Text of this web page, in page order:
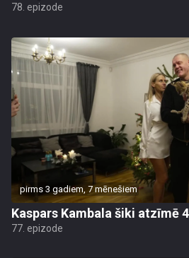
78. epizode
pirms 3 gadiem, 7 mēnešiem
Kaspars Kambala šiki atzīmē
77. epizode